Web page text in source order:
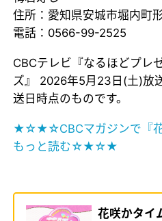
住所：愛知県安城市堀内町
電話：0566-99-2525
CBCテレビ『なるほどプレ
ズ』 2026年5月23日(土)放
送日時点のものです。
★☆★☆CBCマガジンで『花
もっと読む☆★☆★
花咲かタイ